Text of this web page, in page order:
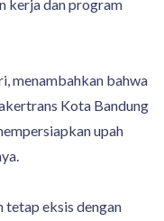
kerja dan program
menambahkan bahwa
Kota Bandung
upah
tetap eksis dengan